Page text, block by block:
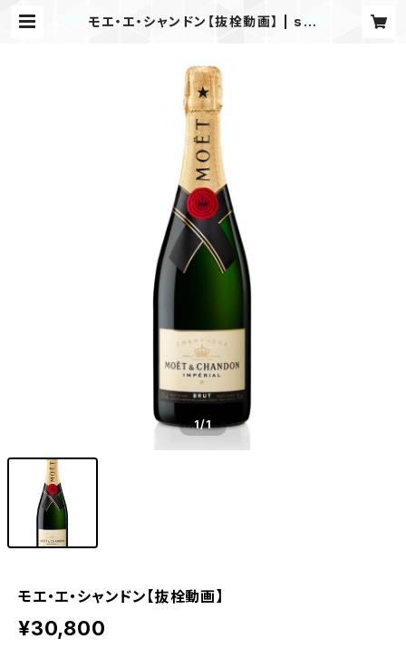
モエ・エ・シャンドン【抜栓動画】 | s-t
1/1
モエ・エ・シャンドン【抜栓動画】
¥30,800